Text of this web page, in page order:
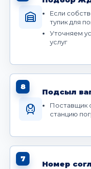
Если
тупик для
Уточняем
услуг
8
Подсыл
Поставщик
станцию
7
Номер